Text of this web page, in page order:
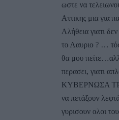
ωστε να
Αττικης μια για
Αλήθεια γιατι
το Λαυριο ? …
θα μου
περασει, γιατι
ΚΥΒΕΡΝΩΣΑ
να πετάξουν
γυρισουν ολοι